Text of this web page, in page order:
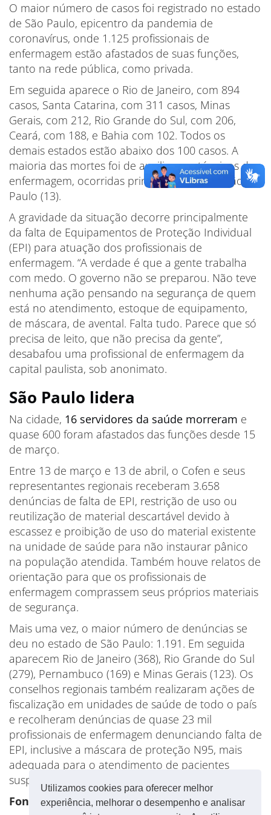
Utilizamos cookies para oferecer melhor
experiência, melhorar o desempenho e analisar
O maior número de casos foi registrado no estado
de São Paulo, epicentro da pandemia de
coronavírus, onde 1.125 profissionais de
enfermagem estão afastados de suas funções,
tanto na rede pública, como privada.
Em seguida aparece o Rio de Janeiro, com 894
casos, Santa Catarina, com 311 casos, Minas
Gerais, com 212, Rio Grande do Sul, com 206,
Ceará, com 188, e Bahia com 102. Todos os
demais estados estão abaixo dos 100 casos. A
maioria das mortes foi de auxiliares e técnicos de
enfermagem, ocorridas principalmente em São
Paulo (13).
A gravidade da situação decorre principalmente
da falta de Equipamentos de Proteção Individual
(EPI) para atuação dos profissionais de
enfermagem. “A verdade é que a gente trabalha
com medo. O governo não se preparou. Não teve
nenhuma ação pensando na segurança de quem
está no atendimento, estoque de equipamento,
de máscara, de avental. Falta tudo. Parece que só
precisa de leito, que não precisa da gente”,
desabafou uma profissional de enfermagem da
capital paulista, sob anonimato.
São Paulo lidera
Na cidade, 16 servidores da saúde morreram e
quase 600 foram afastados das funções desde 15
de março.
Entre 13 de março e 13 de abril, o Cofen e seus
representantes regionais receberam 3.658
denúncias de falta de EPI, restrição de uso ou
reutilização de material descartável devido à
escassez e proibição de uso do material existente
na unidade de saúde para não instaurar pânico
na população atendida. Também houve relatos de
orientação para que os profissionais de
enfermagem comprassem seus próprios materiais
de segurança.
Mais uma vez, o maior número de denúncias se
deu no estado de São Paulo: 1.191. Em seguida
aparecem Rio de Janeiro (368), Rio Grande do Sul
(279), Pernambuco (169) e Minas Gerais (123). Os
conselhos regionais também realizaram ações de
fiscalização em unidades de saúde de todo o país
e recolheram denúncias de quase 23 mil
profissionais de enfermagem denunciando falta de
EPI, inclusive a máscara de proteção N95, mais
adequada para o atendimento de pacientes
suspeitos ou confirmados de coronavírus.
Fonte: CUT